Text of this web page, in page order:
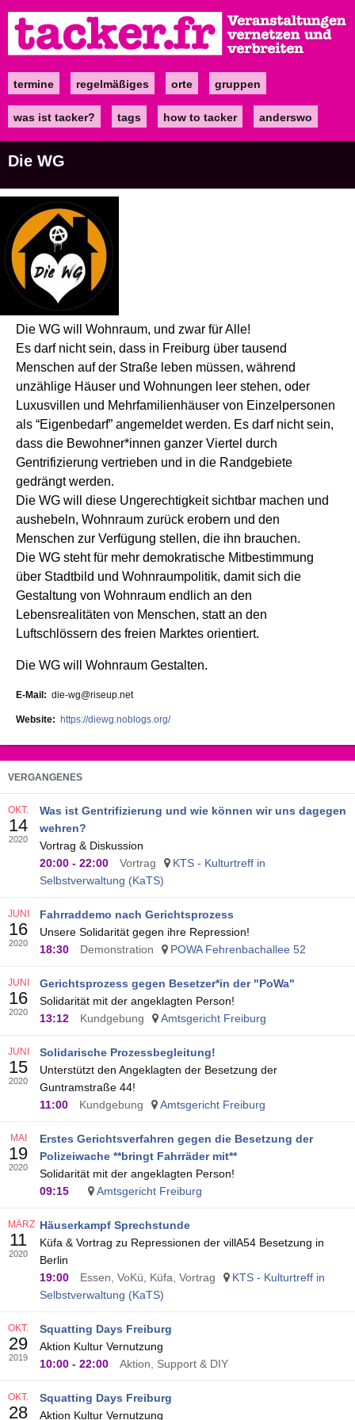
zum
Inhalt
Maintermine regelmäßiges orte gruppen
was ist tacker? tags how to tacker anderswo
Die WG
Die WG will Wohnraum, und zwar für Alle!
Es darf nicht sein, dass in Freiburg über tausend
Menschen auf der Straße leben müssen, während
unzählige Häuser und Wohnungen leer stehen, oder
Luxusvillen und Mehrfamilienhäuser von Einzelpersonen
als “Eigenbedarf” angemeldet werden. Es darf nicht sein,
dass die Bewohner*innen ganzer Viertel durch
Gentrifizierung vertrieben und in die Randgebiete
gedrängt werden.
Die WG will diese Ungerechtigkeit sichtbar machen und
aushebeln, Wohnraum zurück erobern und den
Menschen zur Verfügung stellen, die ihn brauchen.
Die WG steht für mehr demokratische Mitbestimmung
über Stadtbild und Wohnraumpolitik, damit sich die
Gestaltung von Wohnraum endlich an den
Lebensrealitäten von Menschen, statt an den
Luftschlössern des freien Marktes orientiert.
Die WG will Wohnraum Gestalten.
E-Mail die-wg@riseup.net
Website https://diewg.noblogs.org/
VERGANGENES
Was ist Gentrifizierung und wie können wir uns dagegen
wehren?
Vortrag & Diskussion
20:00 - 22:00 Vortrag
KTS - Kulturtreff in
Selbstverwaltung (KaTS)
OKT.
14
2020
Fahrraddemo nach Gerichtsprozess
Unsere Solidarität gegen ihre Repression!
18:30
Demonstration POWA Fehrenbachallee 52
JUNI
16
2020
Gerichtsprozess gegen Besetzer*in der "PoWa"
Solidarität mit der angeklagten Person!
13:12
Kundgebung Amtsgericht Freiburg
JUNI
16
2020
Solidarische Prozessbegleitung!
Unterstützt den Angeklagten der Besetzung der
Guntramstraße 44!
11:00
Kundgebung Amtsgericht Freiburg
JUNI
15
2020
Erstes Gerichtsverfahren gegen die Besetzung der
Polizeiwache **bringt Fahrräder mit**
Solidarität mit der angeklagten Person!
09:15
Amtsgericht Freiburg
MAI
19
2020
Häuserkampf Sprechstunde
Küfa & Vortrag zu Repressionen der villA54 Besetzung in
Berlin
19:00
Essen, VoKü, Küfa, Vortrag
KTS - Kulturtreff in
Selbstverwaltung (KaTS)
MÄRZ
11
2020
Squatting Days Freiburg
Aktion Kultur Vernutzung
10:00 - 22:00 Aktion, Support & DIY
OKT.
29
2019
Squatting Days Freiburg
Aktion Kultur Vernutzung
OKT.
28